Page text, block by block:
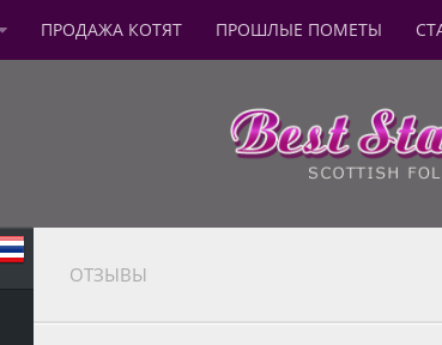
ПРОДАЖА КОТЯТ ПРОШЛЫЕ ПОМЕТЫ
ОТЗЫВЫ